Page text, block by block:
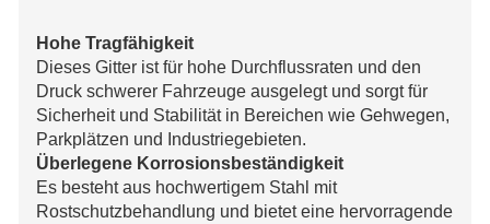
Hohe Tragfähigkeit
Dieses Gitter ist für hohe Durchflussraten und den
Druck schwerer Fahrzeuge ausgelegt und sorgt für
Sicherheit und Stabilität in Bereichen wie Gehwegen,
Parkplätzen und Industriegebieten.
Überlegene Korrosionsbeständigkeit
Es besteht aus hochwertigem Stahl mit
Rostschutzbehandlung und bietet eine hervorragende